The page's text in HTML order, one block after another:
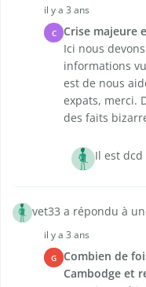
il y a 3 ans
C Crise majeure
Ici nous
informations
est de nous
expats, merci.
des faits
Il est dcd
vet33 a répondu à
il y a 3 ans
G
Combien de
Cambodge et